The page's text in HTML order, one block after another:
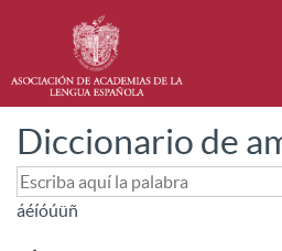
Diccionario de
áéíóúüñ